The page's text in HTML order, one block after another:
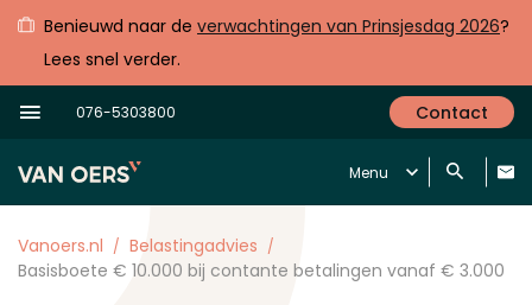
Benieuwd naar de verwachtingen van Prinsjesdag 2026?
Lees snel verder.
076-5303800 Contact
Menu
Vanoers.nl
Belastingadvies
Basisboete € 10.000 bij contante betalingen vanaf € 3.000